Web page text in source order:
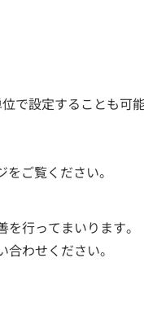
で設定することも可
ご覧ください。
行ってまいります。
わせください。